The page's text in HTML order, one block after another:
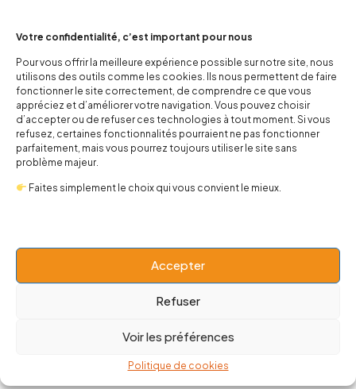
Votre confidentialité, c’est important pour nous
Pour vous offrir la meilleure expérience possible sur notre site, nous
utilisons des outils comme les cookies. Ils nous permettent de faire
fonctionner le site correctement, de comprendre ce que vous
appréciez et d’améliorer votre navigation. Vous pouvez choisir
d’accepter ou de refuser ces technologies à tout moment. Si vous
refusez, certaines fonctionnalités pourraient ne pas fonctionner
parfaitement, mais vous pourrez toujours utiliser le site sans
problème majeur.
Faites simplement le choix qui vous convient le mieux.
Accepter
Refuser
Voir les préférences
Politique de cookies
contact@popnbaby.com
+33 01 64 62 14 89
Follow us